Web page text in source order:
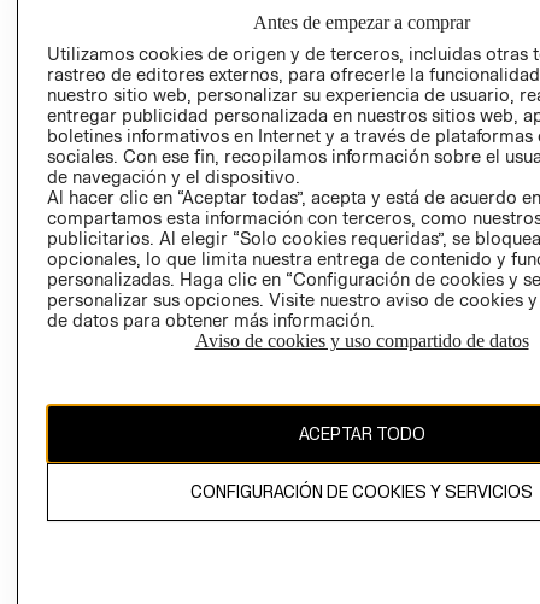
AVISO DE
COOKIES
LIBRO DE
Ecuador ($)
CAMBIAR REGIÓN
El contenido de esta página web está protegido por copyright y es
propiedad de H&M Hennes & Mauritz AB.
Antes de empezar a comprar
Utilizamos cookies de origen y de terceros, incluidas otras
rastreo de editores externos, para ofrecerle la
nuestro sitio web, personalizar su experiencia de usuario,
entregar publicidad personalizada en nuestros sitios web,
boletines informativos en Internet y a través de plataformas
sociales. Con ese fin, recopilamos información sobre el
de navegación y el dispositivo.
Al hacer clic en “Aceptar todas”, acepta y está de acuerdo
compartamos esta información con terceros, como
publicitarios. Al elegir “Solo cookies requeridas”, se
opcionales, lo que limita nuestra entrega de contenido y
personalizadas. Haga clic en “Configuración de cookies y
personalizar sus opciones. Visite nuestro aviso de cookies
de datos para obtener más información.
Aviso de cookies y uso compartido de datos
ACEPTAR TODO
CONFIGURACIÓN DE COOKIES Y SERVICIOS